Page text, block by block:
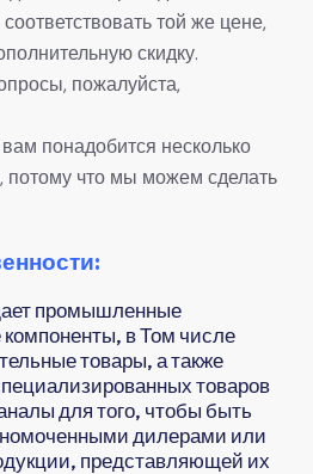
той же цене,
скидку.
пожалуйста,
понадобится несколько
потому что мы можем сделать
промышленные
в Том числе
товары, а также
товаров
для того, чтобы быть
дилерами или
представляющей их